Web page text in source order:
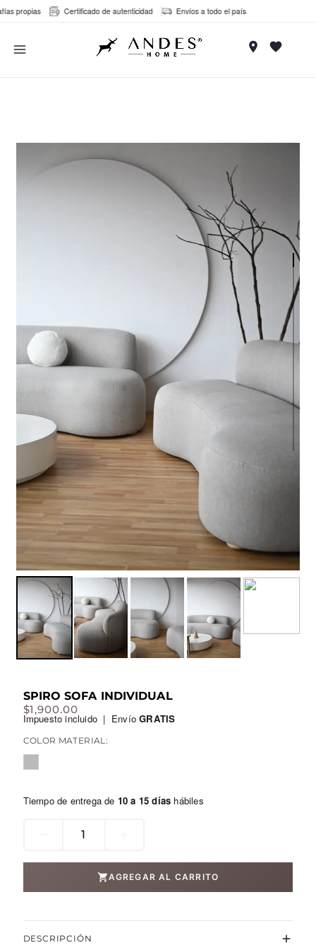
propias Certificado de autenticidad Envíos a todo el país
Ir
contenido
MENU
SPIRO SOFA INDIVIDUAL
$1,900.00
COLOR MATERIAL:
Impuesto incluido | EnvíoGRATIS
Tiempo de entrega de 10 a 15 días hábiles
individual
cantidad AGREGAR AL CARRITO
DESCRIPCIÓN